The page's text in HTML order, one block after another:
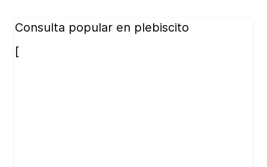
Consulta popular en plebiscito
[